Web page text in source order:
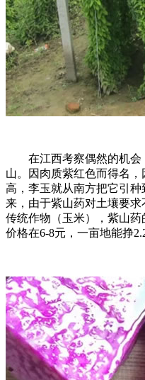
在江西考察偶然的机会
山。因肉质紫红色而得名
高，李玉就从南方把它引
来，由于紫山药对土壤要
传统作物（玉米），紫山
价格在6-8元，一亩地能挣